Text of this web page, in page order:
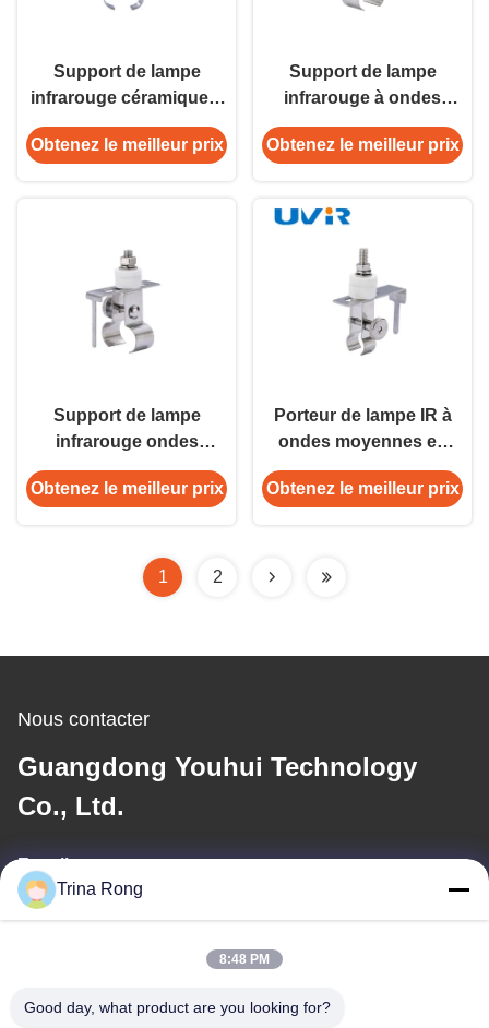
Support de lampe
infrarouge céramique à
double tube 11x23mm
pour ondes courtes
Obtenez le meilleur prix
Support de lampe
infrarouge à ondes
moyennes en acier
inoxydable GJ0002L
Obtenez le meilleur prix
Support de lampe
infrarouge ondes
moyennes 15x33mm
Céramique Aluminium
Obtenez le meilleur prix
Porteur de lampe IR à
ondes moyennes en
acier inoxydable à base
blanche de 10 mm
Obtenez le meilleur prix
1 2
Nous contacter
Guangdong Youhui Technology
Co., Ltd.
E-mail
Trina Rong
8:48 PM
Good day, what product are you looking for?